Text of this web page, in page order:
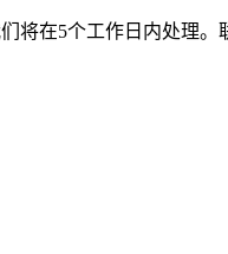
将在5个工作日内处理。